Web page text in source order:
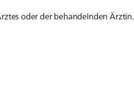
oder der behandelnden Ärztin.